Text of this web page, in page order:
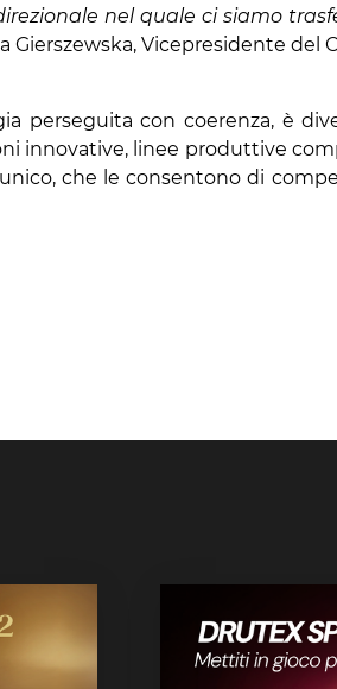
nel quale ci siamo
Gierszewska, Vicepresidente del
perseguita con coerenza, è
innovative, linee produttive
che le consentono di